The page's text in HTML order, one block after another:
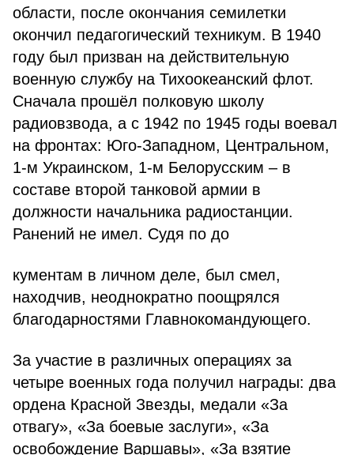
области, после окончания семилетки
окончил педагогический техникум. В 1940
году был призван на действительную
военную службу на Тихоокеанский флот.
Сначала прошёл полковую школу
радиовзвода, а с 1942 по 1945 годы воевал
на фронтах: Юго-Западном, Центральном,
1-м Украинском, 1-м Белорусским – в
составе второй танковой армии в
должности начальника радиостанции.
Ранений не имел. Судя по до
кументам в личном деле, был смел,
находчив, неоднократно поощрялся
благодарностями Главнокомандующего.
За участие в различных операциях за
четыре военных года получил награды: два
ордена Красной Звезды, медали «За
отвагу», «За боевые заслуги», «За
освобождение Варшавы», «За взятие